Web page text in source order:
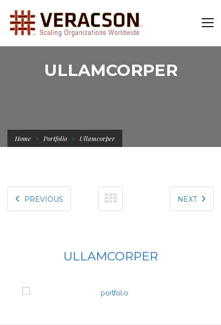
ULLAMCORPER
Home Portfolio Ullamcorper
PREVIOUS NEXT
ULLAMCORPER